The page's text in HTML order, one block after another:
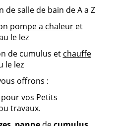
salle de bain de A a Z
pompe a chaleuret
le lez
de cumulus et chauffe
le lez
offrons :
vos Petits
travaux.